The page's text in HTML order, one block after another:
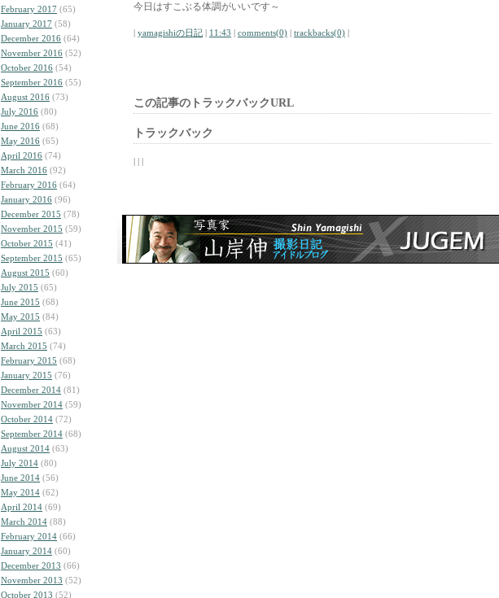
February 2017 (65)
January 2017 (58)
December 2016 (64)
November 2016 (52)
October 2016 (54)
September 2016 (55)
August 2016 (73)
July 2016 (80)
June 2016 (68)
May 2016 (65)
April 2016 (74)
March 2016 (92)
February 2016 (64)
January 2016 (96)
December 2015 (78)
November 2015 (59)
October 2015 (41)
September 2015 (65)
August 2015 (60)
July 2015 (65)
June 2015 (68)
May 2015 (84)
April 2015 (63)
March 2015 (74)
February 2015 (68)
January 2015 (76)
December 2014 (81)
November 2014 (59)
October 2014 (72)
September 2014 (68)
August 2014 (63)
July 2014 (80)
June 2014 (56)
May 2014 (62)
April 2014 (69)
March 2014 (88)
February 2014 (66)
January 2014 (60)
December 2013 (66)
November 2013 (52)
October 2013 (52)
今日はすこぶる体調がいいです～
| yamagishiの日記 | 11:43 | comments(0) | trackbacks(0) |
この記事のトラックバックURL
トラックバック
| | |